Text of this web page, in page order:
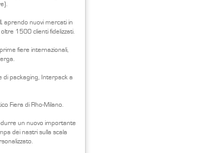
aprendo nuovi mercati in
1500 clienti fidelizzati.
fiere internazionali,
di packaging, Interpack a
Fiera di Rho-Milano.
un nuovo importante
dei nastri sulla scala